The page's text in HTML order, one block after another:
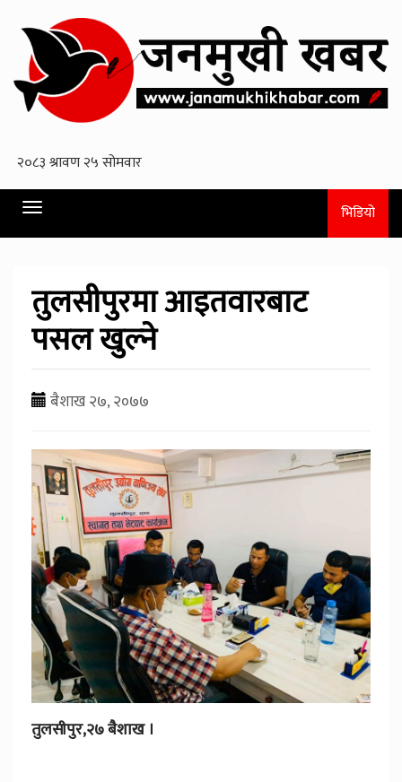
Toggle
navigation
भिडियो
तुलसीपुरमा आइतवारबाट
पसल खुल्ने
बैशाख २७, २०७७
तुलसीपुर,२७ बैशाख ।